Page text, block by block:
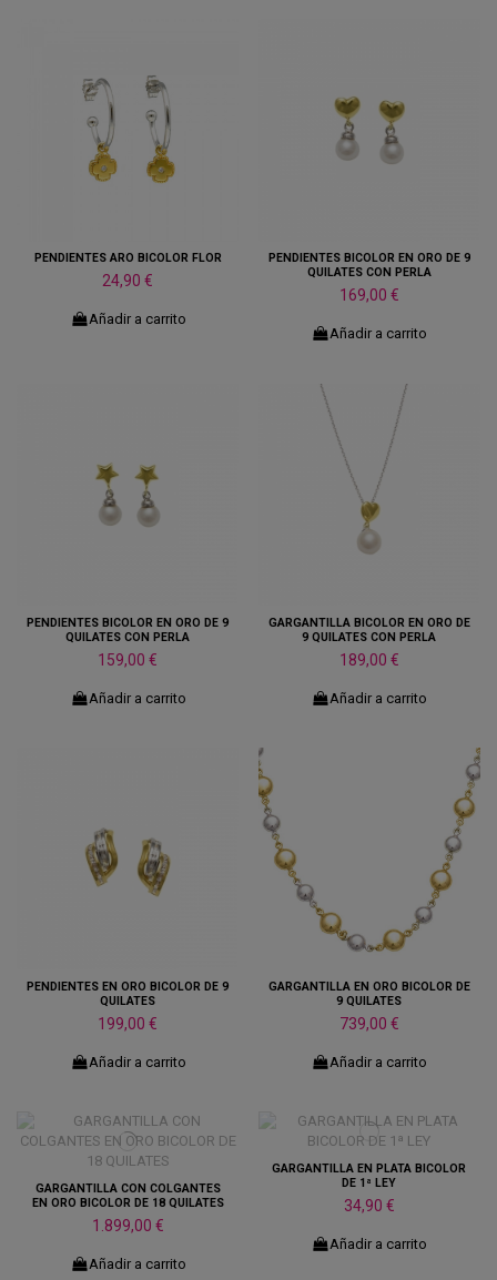
PENDIENTES ARO BICOLOR FLOR
24,90 €
Añadir a carrito
PENDIENTES BICOLOR EN ORO DE 9
QUILATES CON PERLA
169,00 €
Añadir a carrito
PENDIENTES BICOLOR EN ORO DE 9
QUILATES CON PERLA
159,00 €
Añadir a carrito
GARGANTILLA BICOLOR EN ORO DE
9 QUILATES CON PERLA
189,00 €
Añadir a carrito
PENDIENTES EN ORO BICOLOR DE 9
QUILATES
199,00 €
Añadir a carrito
GARGANTILLA EN ORO BICOLOR DE
9 QUILATES
739,00 €
Añadir a carrito
GARGANTILLA CON COLGANTES
EN ORO BICOLOR DE 18 QUILATES
1.899,00 €
Añadir a carrito
GARGANTILLA EN PLATA BICOLOR
DE 1ª LEY
34,90 €
Añadir a carrito